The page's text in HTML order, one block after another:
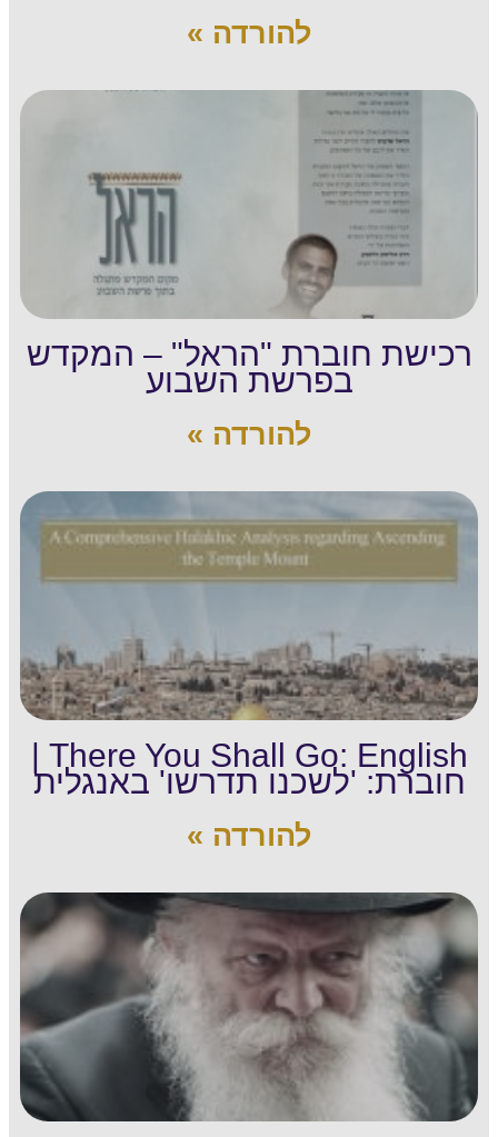
להורדה »
רכישת חוברת "הראל" – המקדש
בפרשת השבוע
להורדה »
There You Shall Go: English |
חוברת: 'לשכנו תדרשו' באנגלית
להורדה »